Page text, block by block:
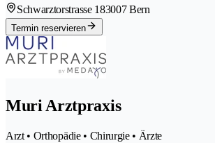
Schwarztorstrasse 183007 Bern
Termin reservieren
Muri Arztpraxis
Arzt • Orthopädie • Chirurgie • Ärzte